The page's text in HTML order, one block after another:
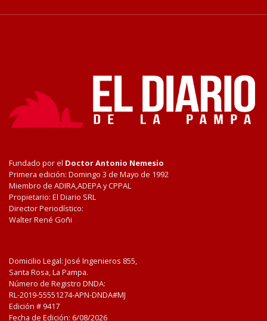
Fundado por el Doctor Antonio Nemesio
Primera edición: Domingo 3 de Mayo de 1992
Miembro de ADIRA,ADEPA y CPPAL
Propietario: El Diario SRL
Director Periodístico:
Walter René Goñi
Domicilio Legal: José Ingenieros 855,
Santa Rosa, La Pampa.
Número de Registro DNDA:
RL-2019-55551274-APN-DNDA#MJ
Edición # 9417
Fecha de Edición: 6/08/2026